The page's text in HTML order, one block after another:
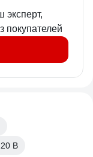
эксперт,
покупателей
В